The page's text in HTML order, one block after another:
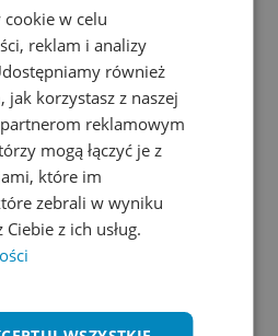
w celu
reklam i analizy
również
korzystasz z naszej
reklamowym
mogą łączyć je z
które im
zebrali w wyniku
z ich usług.